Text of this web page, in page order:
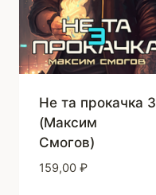
Не та прокачка 3
(Максим
Смогов)
159,00 ₽